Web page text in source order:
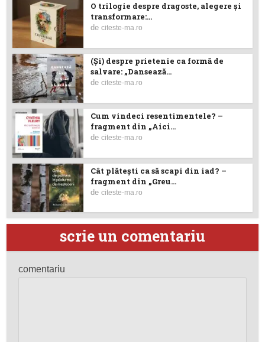
O trilogie despre dragoste, alegere și
transformare:...
deciteste-ma.ro
(Şi) despre prietenie ca formă de
salvare: „Dansează...
deciteste-ma.ro
Cum vindeci resentimentele? –
fragment din „Aici...
deciteste-ma.ro
Cât plătești ca să scapi din iad? –
fragment din „Greu...
deciteste-ma.ro
scrie un comentariu
comentariu